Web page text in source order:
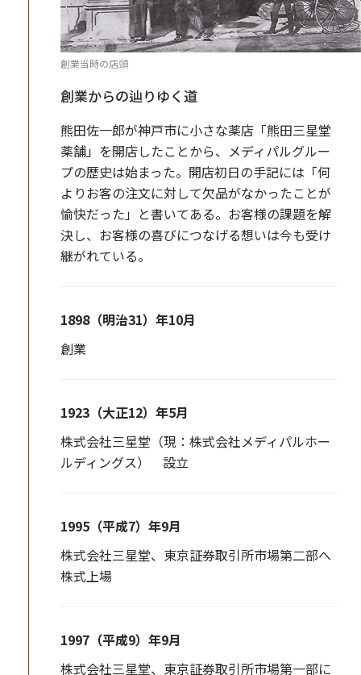
創業当時の店頭
創業からの辿りゆく道
熊田佐一郎が神戸市に小さな薬店「熊田三星堂
薬舗」を開店したことから、メディパルグルー
プの歴史は始まった。開店初日の手記には「何
よりお客の注文に対して欠品がなかったことが
愉快だった」と書いてある。お客様の課題を解
決し、お客様の喜びにつなげる想いは今も受け
継がれている。
1898（明治31）年10月
創業
1923（大正12）年5月
株式会社三星堂（現：株式会社メディパルホー
ルディングス） 設立
1995（平成7）年9月
株式会社三星堂、東京証券取引所市場第二部へ
株式上場
1997（平成9）年9月
株式会社三星堂、東京証券取引所市場第一部に